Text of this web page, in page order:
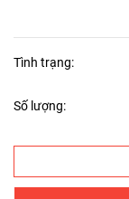
Tình trạng:
Số lượng: